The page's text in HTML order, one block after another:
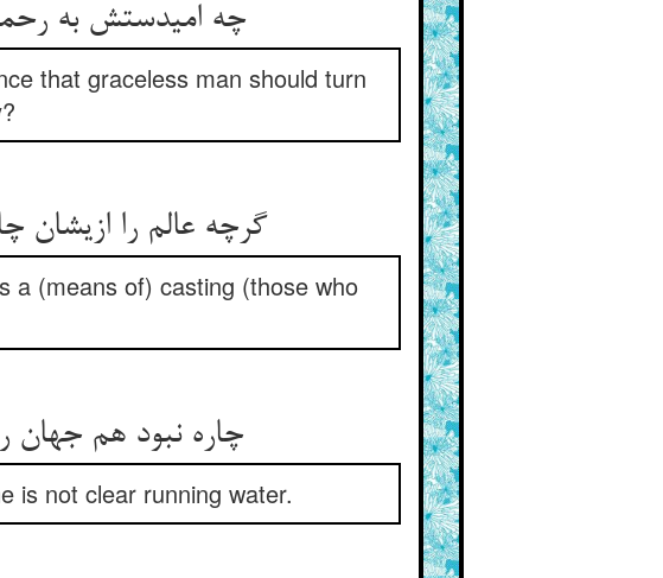
چه امیدستش به
that graceless man should turn
گرچه عالم را
a (means of) casting (those who
چاره نبود هم
is not clear running water.